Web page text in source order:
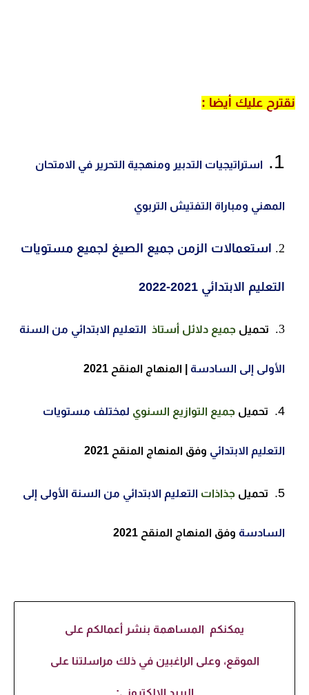
نقترح عليك أيضا :
استراتيجيات التدبير ومنهجية التحرير في الامتحان
المهني ومباراة التفتيش التربوي
استعمالات الزمن جميع الصيغ لجميع مستويات
التعليم الابتدائي 2021-2022
تحميل جميع دلائل أستاذ التعليم الابتدائي من السنة
الأولى إلى السادسة | المنهاج المنقح 2021
تحميل جميع التوازيع السنوي لمختلف مستويات
التعليم الابتدائي وفق المنهاج المنقح 2021
تحميل جذاذات التعليم الابتدائي من السنة الأولى إلى
السادسة وفق المنهاج المنقح 2021
يمكنكم المساهمة بنشر أعمالكم على
الموقع، وعلى الراغبين في ذلك مراسلتنا على
البريد الإلكتروني: